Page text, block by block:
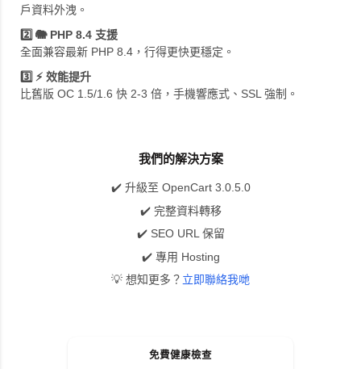
戶資料外洩。
2️⃣ 🐘 PHP 8.4 支援
全面兼容最新 PHP 8.4，行得更快更穩定。
3️⃣ ⚡️ 效能提升
比舊版 OC 1.5/1.6 快 2-3 倍，手機響應式、SSL 強制。
我們的解決方案
✔️ 升級至 OpenCart 3.0.5.0
✔️ 完整資料轉移
✔️ SEO URL 保留
✔️ 專用 Hosting
💡 想知更多？ 立即聯絡我哋
免費健康檢查